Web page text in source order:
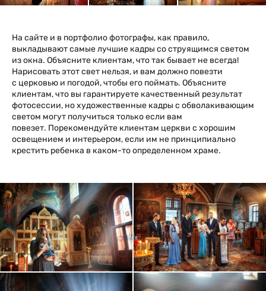
На сайте и в портфолио фотографы, как правило,
выкладывают самые лучшие кадры со струящимся светом
из окна. Объясните клиентам, что так бывает не всегда!
Нарисовать этот свет нельзя, и вам должно повезти
с церковью и погодой, чтобы его поймать. Объясните
клиентам, что вы гарантируете качественный результат
фотосессии, но художественные кадры с обволакивающим
светом могут получиться только если вам
повезет. Порекомендуйте клиентам церкви с хорошим
освещением и интерьером, если им не принципиально
крестить ребенка в каком-то определенном храме.